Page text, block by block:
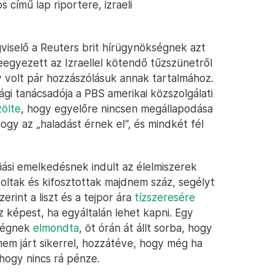
című lap riportere, izraeli
a Reuters brit hírügynökségnek azt
az Izraellel kötendő tűzszünetről
pár hozzászólásuk annak tartalmához.
tanácsadója a PBS amerikai közszolgálati
, hogy egyelőre nincsen megállapodása
az „haladást érnek el”, és mindkét fél
emelkedésnek indult az élelmiszerek
és kifosztottak majdnem száz, segélyt
a liszt és a tejpor ára tízszeresére
ha egyáltalán lehet kapni. Egy
elmondta, öt órán át állt sorba, hogy
járt sikerrel, hozzátéve, hogy még ha
nincs rá pénze.